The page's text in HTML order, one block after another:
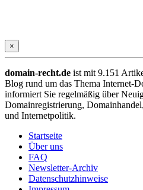
×
domain-recht.de ist mit 9.151
Blog rund um das Thema Internet-
informiert Sie regelmäßig über
Domainregistrierung,
und Internetpolitik.
Startseite
Über uns
FAQ
Newsletter-Archiv
Datenschutzhinweise